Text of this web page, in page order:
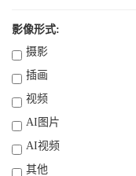
影像形式:
摄影
插画
视频
AI图片
AI视频
其他